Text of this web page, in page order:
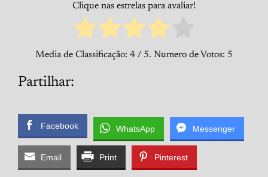
Clique nas estrelas para avaliar!
Media de Classificação: 4 / 5. Numero de Votos: 5
Partilhar:
Facebook WhatsApp Messenger
Email Print Pinterest